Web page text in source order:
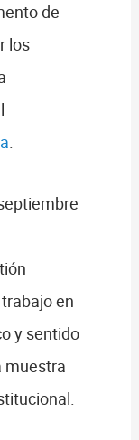
de
los
.
en
y sentido
muestra